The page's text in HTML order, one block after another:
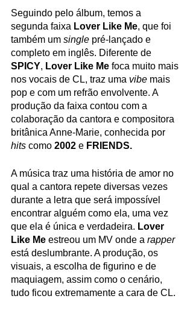
Seguindo pelo álbum, temos a
segunda faixa Lover Like Me, que foi
também um single pré-lançado e
completo em inglês. Diferente de
SPICY, Lover Like Me foca muito mais
nos vocais de CL, traz uma vibe mais
pop e com um refrão envolvente. A
produção da faixa contou com a
colaboração da cantora e compositora
britânica Anne-Marie, conhecida por
hits como 2002 e FRIENDS.
A música traz uma história de amor no
qual a cantora repete diversas vezes
durante a letra que será impossível
encontrar alguém como ela, uma vez
que ela é única e verdadeira. Lover
Like Me estreou um MV onde a rapper
está deslumbrante. A produção, os
visuais, a escolha de figurino e de
maquiagem, assim como o cenário,
tudo ficou extremamente a cara de CL.